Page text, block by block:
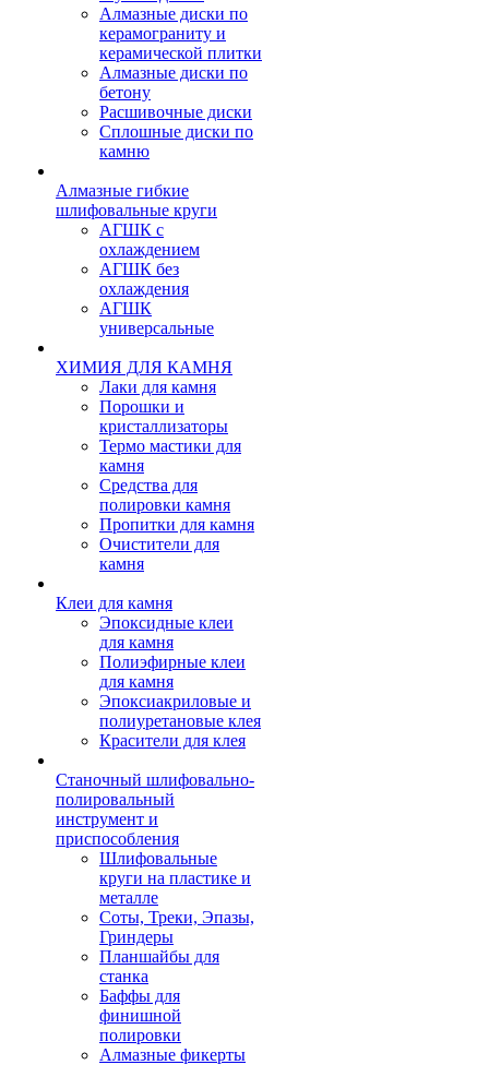
Алмазные диски по
керамограниту и
керамической плитки
Алмазные диски по
бетону
Расшивочные диски
Сплошные диски по
камню
Алмазные гибкие
шлифовальные круги
АГШК с
охлаждением
АГШК без
охлаждения
АГШК
универсальные
ХИМИЯ ДЛЯ КАМНЯ
Лаки для камня
Порошки и
кристаллизаторы
Термо мастики для
камня
Средства для
полировки камня
Пропитки для камня
Очистители для
камня
Клеи для камня
Эпоксидные клеи
для камня
Полиэфирные клеи
для камня
Эпоксиакриловые и
полиуретановые клея
Красители для клея
Станочный шлифовально-
полировальный
инструмент и
приспособления
Шлифовальные
круги на пластике и
металле
Соты, Треки, Эпазы,
Гриндеры
Планшайбы для
станка
Баффы для
финишной
полировки
Алмазные фикерты